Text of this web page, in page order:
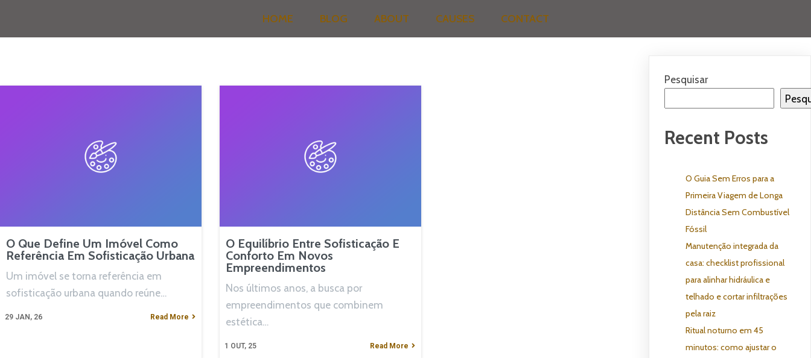
HOME BLOG ABOUT CAUSES CONTACT
O Que Define Um Imóvel Como
Referência Em Sofisticação Urbana
29 JAN, 26
Um imóvel se torna referência em
sofisticação urbana quando reúne…
Read More
O Equilíbrio Entre Sofisticação E
Conforto Em Novos
Empreendimentos
1 OUT, 25
Nos últimos anos, a busca por
empreendimentos que combinem
estética…
Read More
Pesquisar
Recent Posts
O Guia Sem Erros para a
Primeira Viagem de Longa
Distância Sem Combustível
Fóssil
Manutenção integrada da
casa: checklist profissional
para alinhar hidráulica e
telhado e cortar infiltrações
pela raiz
Ritual noturno em 45
minutos: como ajustar o